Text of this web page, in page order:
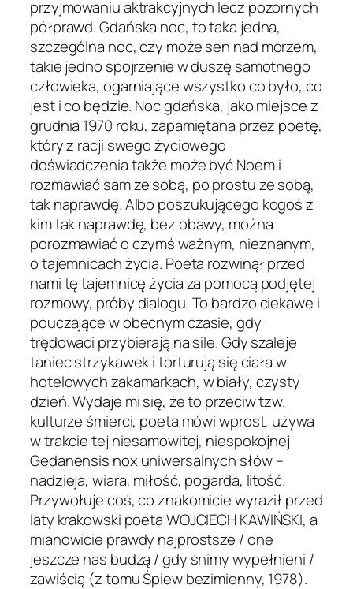
przyjmowaniu aktrakcyjnych lecz pozornych
półprawd. Gdańska noc, to taka jedna,
szczególna noc, czy może sen nad morzem,
takie jedno spojrzenie w duszę samotnego
człowieka, ogarniające wszystko co było, co
jest i co będzie. Noc gdańska, jako miejsce z
grudnia 1970 roku, zapamiętana przez poetę,
który z racji swego życiowego
doświadczenia także może być Noem i
rozmawiać sam ze sobą, po prostu ze sobą,
tak naprawdę. Albo poszukującego kogoś z
kim tak naprawdę, bez obawy, można
porozmawiać o czymś ważnym, nieznanym,
o tajemnicach życia. Poeta rozwinął przed
nami tę tajemnicę życia za pomocą podjętej
rozmowy, próby dialogu. To bardzo ciekawe i
pouczające w obecnym czasie, gdy
trędowaci przybierają na sile. Gdy szaleje
taniec strzykawek i torturują się ciała w
hotelowych zakamarkach, w biały, czysty
dzień. Wydaje mi się, że to przeciw tzw.
kulturze śmierci, poeta mówi wprost, używa
w trakcie tej niesamowitej, niespokojnej
Gedanensis nox uniwersalnych słów –
nadzieja, wiara, miłość, pogarda, litość.
Przywołuje coś, co znakomicie wyraził przed
laty krakowski poeta WOJCIECH KAWIŃSKI, a
mianowicie prawdy najprostsze / one
jeszcze nas budzą / gdy śnimy wypełnieni /
zawiścią (z tomu Śpiew bezimienny, 1978).